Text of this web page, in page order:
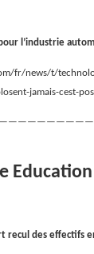
l’industrie
fr/news/t/
jamais-cest-
Education
recul des effectifs